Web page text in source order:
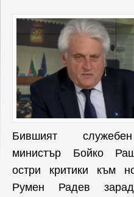
Бившият
министър Бойко
остри критики към
Румен Радев